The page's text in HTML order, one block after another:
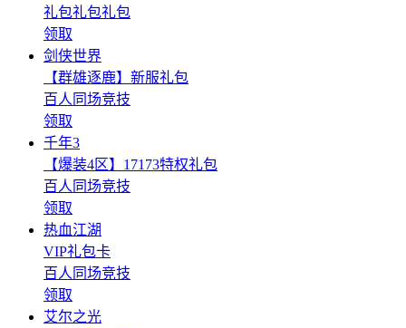
礼包礼包礼包
领取
剑侠世界
【群雄逐鹿】新服礼包
百人同场竞技
领取
千年3
【爆装4区】17173特权礼包
百人同场竞技
领取
热血江湖
VIP礼包卡
百人同场竞技
领取
艾尔之光